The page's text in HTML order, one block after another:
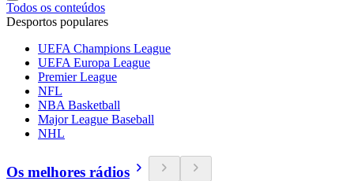
Todos os conteúdos
Desportos populares
UEFA Champions League
UEFA Europa League
Premier League
NFL
NBA Basketball
Major League Baseball
NHL
Os melhores rádios